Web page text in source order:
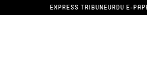
EXPRESS TRIBUNEURDU E-